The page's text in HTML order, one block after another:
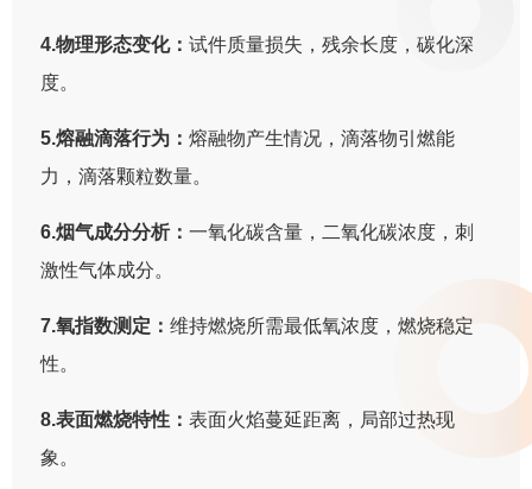
4.物理形态变化：试件质量损失，残余长度，碳化深
度。
5.熔融滴落行为：熔融物产生情况，滴落物引燃能
力，滴落颗粒数量。
6.烟气成分分析：一氧化碳含量，二氧化碳浓度，刺
激性气体成分。
7.氧指数测定：维持燃烧所需最低氧浓度，燃烧稳定
性。
8.表面燃烧特性：表面火焰蔓延距离，局部过热现
象。